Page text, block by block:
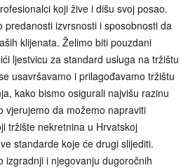
koji žive i dišu svoj posao.
predanosti izvrsnosti i sposobnosti da
klijenata. Želimo biti pouzdani
ljestvicu za standard usluga na tržištu
usavršavamo i prilagođavamo tržištu
kako bismo osigurali najvišu razinu
vjerujemo da možemo napraviti
tržište nekretnina u Hrvatskoj
standarde koje će drugi slijediti.
izgradnji i njegovanju dugoročnih